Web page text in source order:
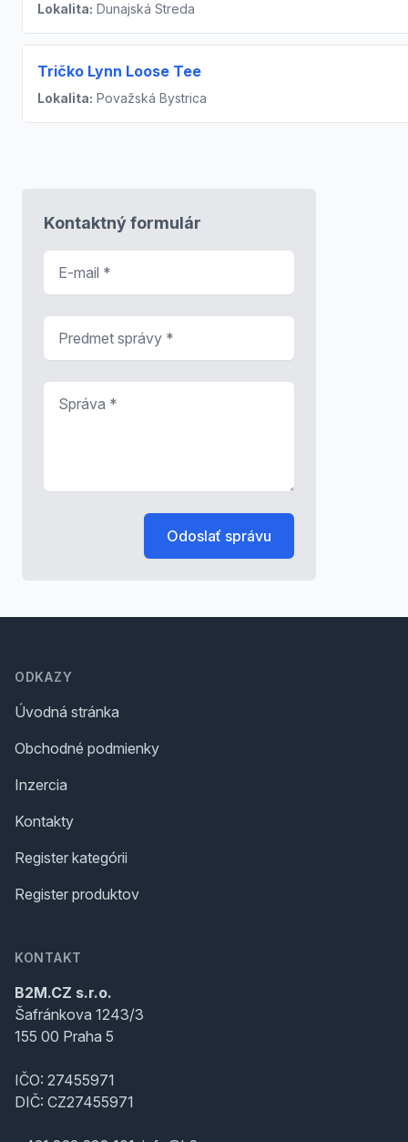
Lokalita: Dunajská Streda
Tričko Lynn Loose Tee
Lokalita: Považská Bystrica
Kontaktný formulár
Odoslať správu
ODKAZY
Úvodná stránka
Obchodné podmienky
Inzercia
Kontakty
Register kategórii
Register produktov
KONTAKT
B2M.CZ s.r.o.
Šafránkova 1243/3
155 00 Praha 5
IČO: 27455971
DIČ: CZ27455971